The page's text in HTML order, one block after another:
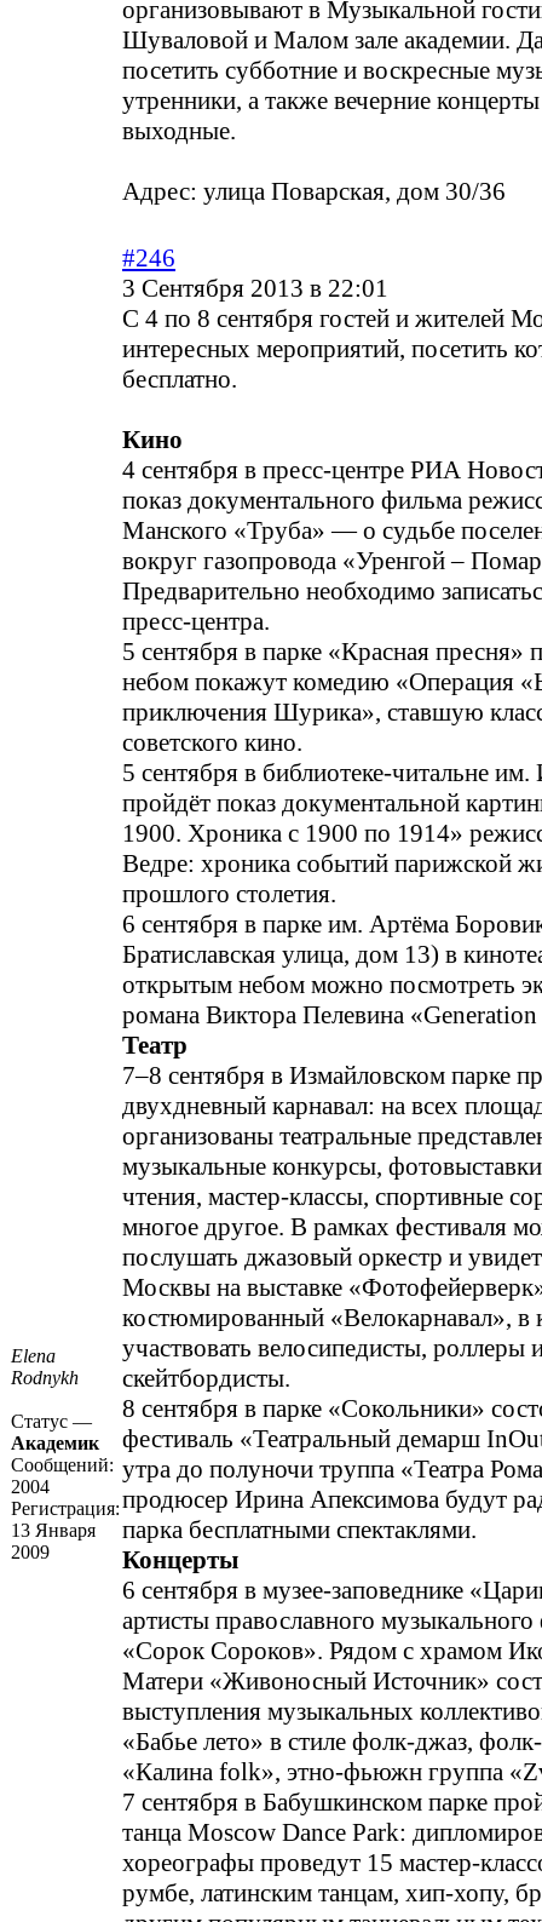
организовывают в Музыкальной
Шуваловой и Малом зале академии.
посетить субботние и воскресные
утренники, а также вечерние
выходные.
Адрес: улица Поварская, дом 30/36
Elena
Rodnykh
Статус —
Академик
Сообщений:
2004
Регистрация:
13 Января
2009
#246
3 Сентября 2013 в 22:01
С 4 по 8 сентября гостей и жителей
интересных мероприятий, посетить
бесплатно.
Кино
4 сентября в пресс-центре РИА
показ документального фильма
Манского «Труба» — о судьбе
вокруг газопровода «Уренгой –
Предварительно необходимо
пресс-центра.
5 сентября в парке «Красная пресня»
небом покажут комедию «Операция
приключения Шурика», ставшую
советского кино.
5 сентября в библиотеке-читальне
пройдёт показ документальной
1900. Хроника с 1900 по 1914»
Ведре: хроника событий парижской
прошлого столетия.
6 сентября в парке им. Артёма
Братиславская улица, дом 13) в
открытым небом можно посмотреть
романа Виктора Пелевина «Generation
Театр
7–8 сентября в Измайловском парке
двухдневный карнавал: на всех
организованы театральные
музыкальные конкурсы,
чтения, мастер-классы, спортивные
многое другое. В рамках фестиваля
послушать джазовый оркестр и
Москвы на выставке
костюмированный «Велокарнавал», в
участвовать велосипедисты, роллеры
скейтбордисты.
8 сентября в парке «Сокольники»
фестиваль «Театральный демарш
утра до полуночи труппа «Театра
продюсер Ирина Апексимова будут
парка бесплатными спектаклями.
Концерты
6 сентября в музее-заповеднике
артисты православного музыкального
«Сорок Сороков». Рядом с храмом
Матери «Живоносный Источник»
выступления музыкальных
«Бабье лето» в стиле фолк-джаз,
«Калина folk», этно-фьюжн группа
7 сентября в Бабушкинском парке
танца Moscow Dance Park:
хореографы проведут 15 мастер-
румбе, латинским танцам, хип-хопу,